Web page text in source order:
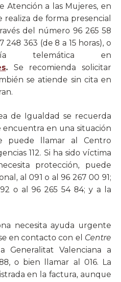
Atención a las Mujeres, en
de forma presencial
del número 96 265 58
363 (de 8 a 15 horas), o
telemática en
. Se recomienda solicitar
se atiende sin cita en
de Igualdad se recuerda
en una situación
puede llamar al Centro
112. Si ha sido víctima
protección, puede
al 091 o al 96 267 00 91;
o al 96 265 54 84; y a la
necesita ayuda urgente
en contacto con el Centre
Generalitat Valenciana a
o bien llamar al 016. La
en la factura, aunque